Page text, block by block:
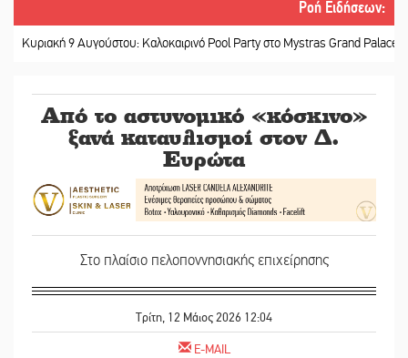
Ροή Ειδήσεων:
9 Αυγούστου: Καλοκαιρινό Pool Party στο Mystras Grand Palace Resort &
Από το αστυνομικό «κόσκινο»
ξανά καταυλισμοί στον Δ.
Ευρώτα
Στο πλαίσιο πελοποννησιακής επιχείρησης
Τρίτη, 12 Μάιος 2026 12:04
E-MAIL